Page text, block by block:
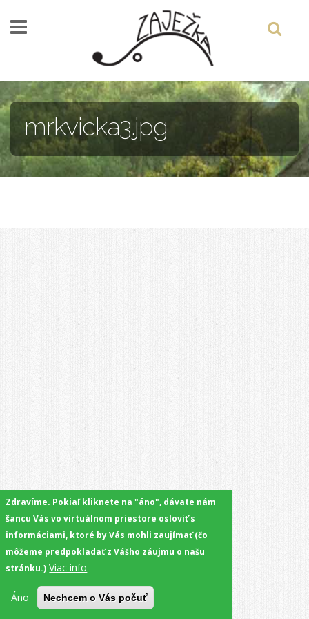
mrkvicka3.jpg
Zdravíme. Pokiaľ kliknete na "áno", dávate nám
šancu Vás vo virtuálnom priestore osloviť s
informáciami, ktoré by Vás mohli zaujímať (čo
môžeme predpokladať z Vášho záujmu o našu
stránku.) Viac info
Áno Nechcem o Vás počuť